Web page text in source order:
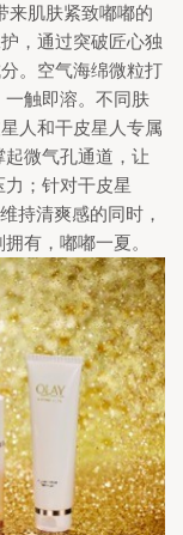
来肌肤紧致嘟嘟的
，通过突破匠心独
。空气海绵微粒打
触即溶。不同肤
人和干皮星人专属
微气孔通道，让
；针对干皮星
持清爽感的同时，
有，嘟嘟一夏。